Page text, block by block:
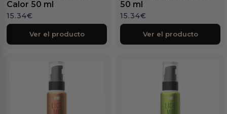
Calor 50 ml
15.34€
Ver el producto
50 ml
15.34€
Ver el producto